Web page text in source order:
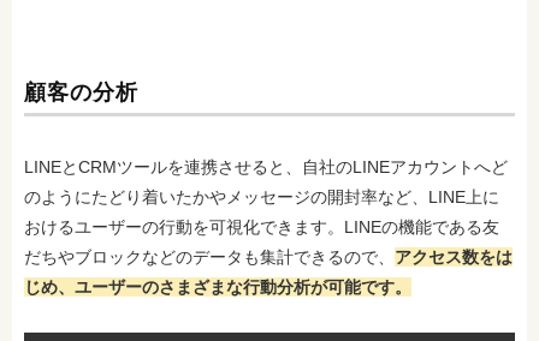
顧客の分析
LINEとCRMツールを連携させると、自社のLINEアカウントへど
のようにたどり着いたかやメッセージの開封率など、LINE上に
おけるユーザーの行動を可視化できます。LINEの機能である友
だちやブロックなどのデータも集計できるので、 アクセス数をは
じめ、ユーザーのさまざまな行動分析が可能です。